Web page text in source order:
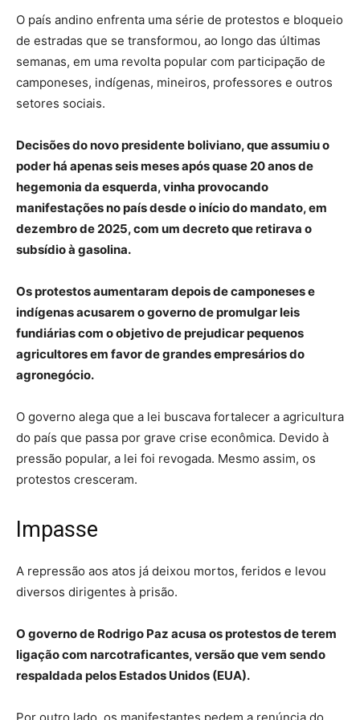
O país andino enfrenta uma série de protestos e bloqueio
de estradas que se transformou, ao longo das últimas
semanas, em uma revolta popular com participação de
camponeses, indígenas, mineiros, professores e outros
setores sociais.
Decisões do novo presidente boliviano, que assumiu o
poder há apenas seis meses após quase 20 anos de
hegemonia da esquerda, vinha provocando
manifestações no país desde o início do mandato, em
dezembro de 2025, com um decreto que retirava o
subsídio à gasolina.
Os protestos aumentaram depois de camponeses e
indígenas acusarem o governo de promulgar leis
fundiárias com o objetivo de prejudicar pequenos
agricultores em favor de grandes empresários do
agronegócio.
O governo alega que a lei buscava fortalecer a agricultura
do país que passa por grave crise econômica. Devido à
pressão popular, a lei foi revogada. Mesmo assim, os
protestos cresceram.
Impasse
A repressão aos atos já deixou mortos, feridos e levou
diversos dirigentes à prisão.
O governo de Rodrigo Paz acusa os protestos de terem
ligação com narcotraficantes, versão que vem sendo
respaldada pelos Estados Unidos (EUA).
Por outro lado, os manifestantes pedem a renúncia do